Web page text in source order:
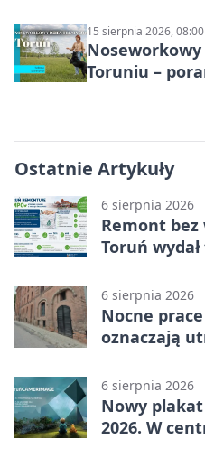
15 sierpnia 2026, 08:00
Toruniu –
Ostatnie Artykuły
6 sierpnia 2026
Remont bez
Toruń
6 sierpnia 2026
Nocne
oznaczają
6 sierpnia 2026
Nowy plakat
2026. W